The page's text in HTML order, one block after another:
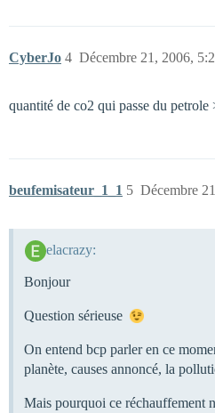
CyberJo Décembre 21, 2006,
4
quantité de co2 qui passe du petrole
beufemisateur_1_1 Décembre
5
elacrazy:
Bonjour
Question sérieuse
On entend bcp parler en ce
planète, causes annoncé, la
Mais pourquoi ce réchauffement